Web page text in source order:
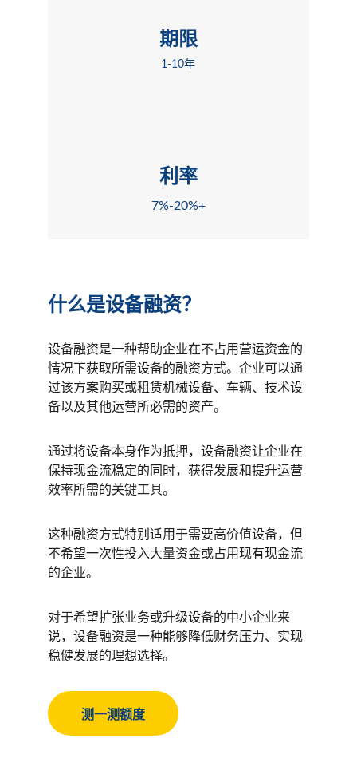
期限
利率
1-10年
7%-20%+
什么是设备融资？
测一测额度
设备融资是一种帮助企业在不占用营运资金的
情况下获取所需设备的融资方式。企业可以通
过该方案购买或租赁机械设备、车辆、技术设
备以及其他运营所必需的资产。
通过将设备本身作为抵押，设备融资让企业在
保持现金流稳定的同时，获得发展和提升运营
效率所需的关键工具。
这种融资方式特别适用于需要高价值设备，但
不希望一次性投入大量资金或占用现有现金流
的企业。
对于希望扩张业务或升级设备的中小企业来
说，设备融资是一种能够降低财务压力、实现
稳健发展的理想选择。